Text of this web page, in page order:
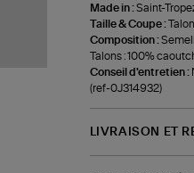
Made in :Saint-
Taille & Coupe :
Composition :
Talons : 100%
Conseil d'entretien :
(ref-0J314932)
LIVRAISON ET